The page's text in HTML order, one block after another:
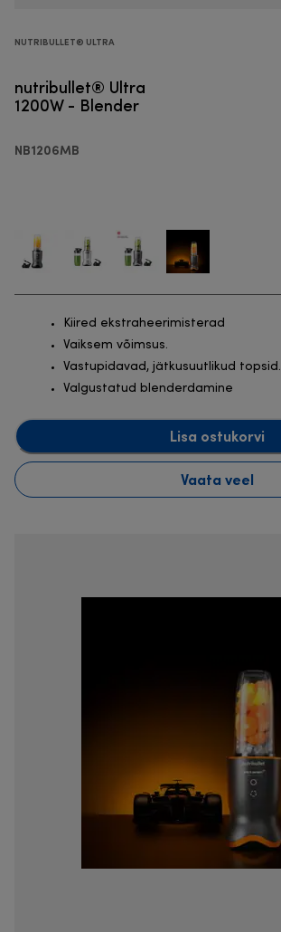
NUTRIBULLET® ULTRA
nutribullet® Ultra
1200W - Blender
NB1206MB
Kiired ekstraheerimisterad
Vaiksem võimsus.
Vastupidavad, jätkusuutlikud topsid.
Valgustatud blenderdamine
Lisa ostukorvi
Vaata veel